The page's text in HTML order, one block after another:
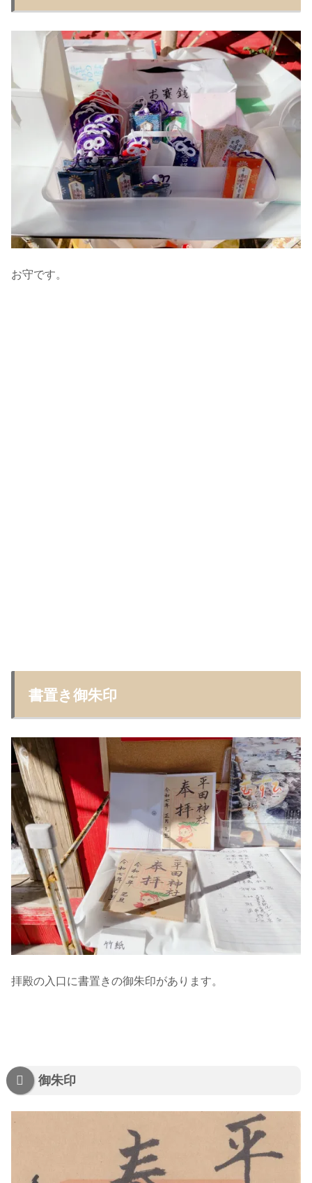
お守です。
書置き御朱印
拝殿の入口に書置きの御朱印があります。
御朱印